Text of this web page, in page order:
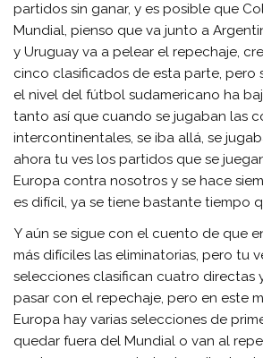
partidos sin ganar, y es posible que
Mundial, pienso que va junto a
y Uruguay va a pelear el repechaje,
cinco clasificados de esta parte, pero
el nivel del fútbol sudamericano ha
tanto así que cuando se jugaban las
intercontinentales, se iba allá, se
ahora tu ves los partidos que se
Europa contra nosotros y se hace
es difícil, ya se tiene bastante tiempo
Y aún se sigue con el cuento de que
más difíciles las eliminatorias, pero tu
selecciones clasifican cuatro directas
pasar con el repechaje, pero en este
Europa hay varias selecciones de
quedar fuera del Mundial o van al